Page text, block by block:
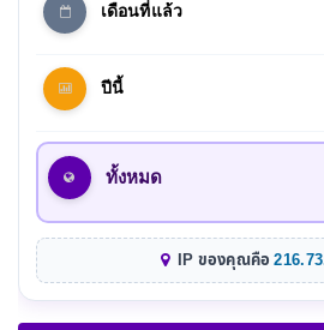
เดือนที่แล้ว
ปีนี้
ทั้งหมด
IP ของคุณคือ